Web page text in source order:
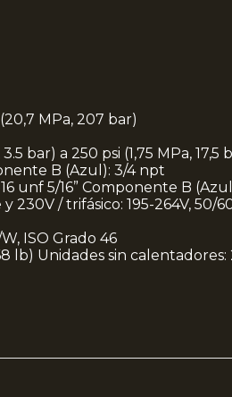
MPa, 207 bar)
bar) a 250 psi (1,75 MPa, 17,5
B (Azul): 3/4 npt
unf 5/16” Componente B
230V / trifásico: 195-264V, 50/
ISO Grado 46
lb) Unidades sin